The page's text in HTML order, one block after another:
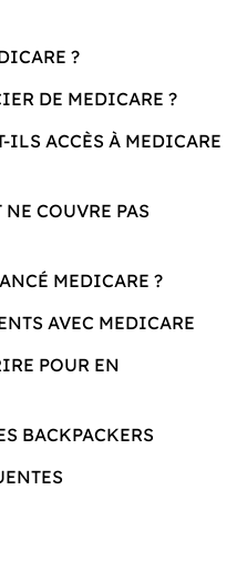
?
DE MEDICARE ?
ILS ACCÈS À MEDICARE
COUVRE PAS
MEDICARE ?
AVEC MEDICARE
POUR EN
BACKPACKERS